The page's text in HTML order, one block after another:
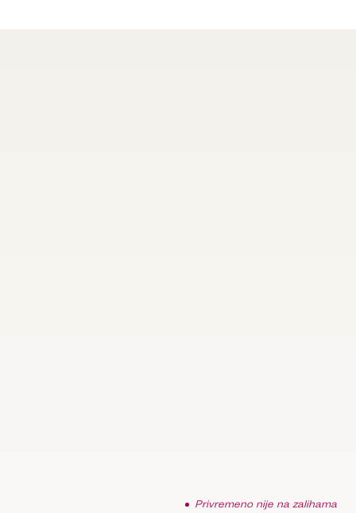
Privremeno nije na zalihama